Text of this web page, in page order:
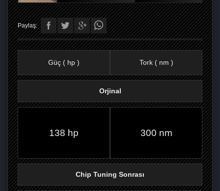
Paylaş:
Güç ( hp ) Tork ( nm )
Orjinal
138 hp 300 nm
Chip Tuning Sonrası